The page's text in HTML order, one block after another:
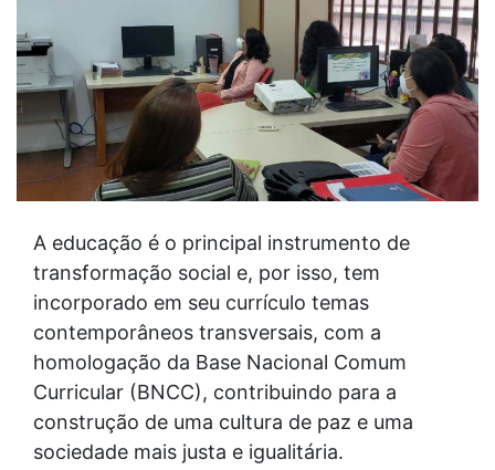
A educação é o principal instrumento de
transformação social e, por isso, tem
incorporado em seu currículo temas
contemporâneos transversais, com a
homologação da Base Nacional Comum
Curricular (BNCC), contribuindo para a
construção de uma cultura de paz e uma
sociedade mais justa e igualitária.